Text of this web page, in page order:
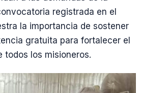
registrada en el
la importancia de sostener
gratuita para fortalecer el
todos los misioneros.